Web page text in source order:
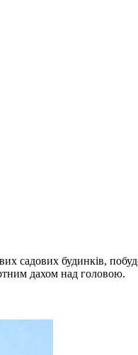
садових будинків,
дахом над головою.